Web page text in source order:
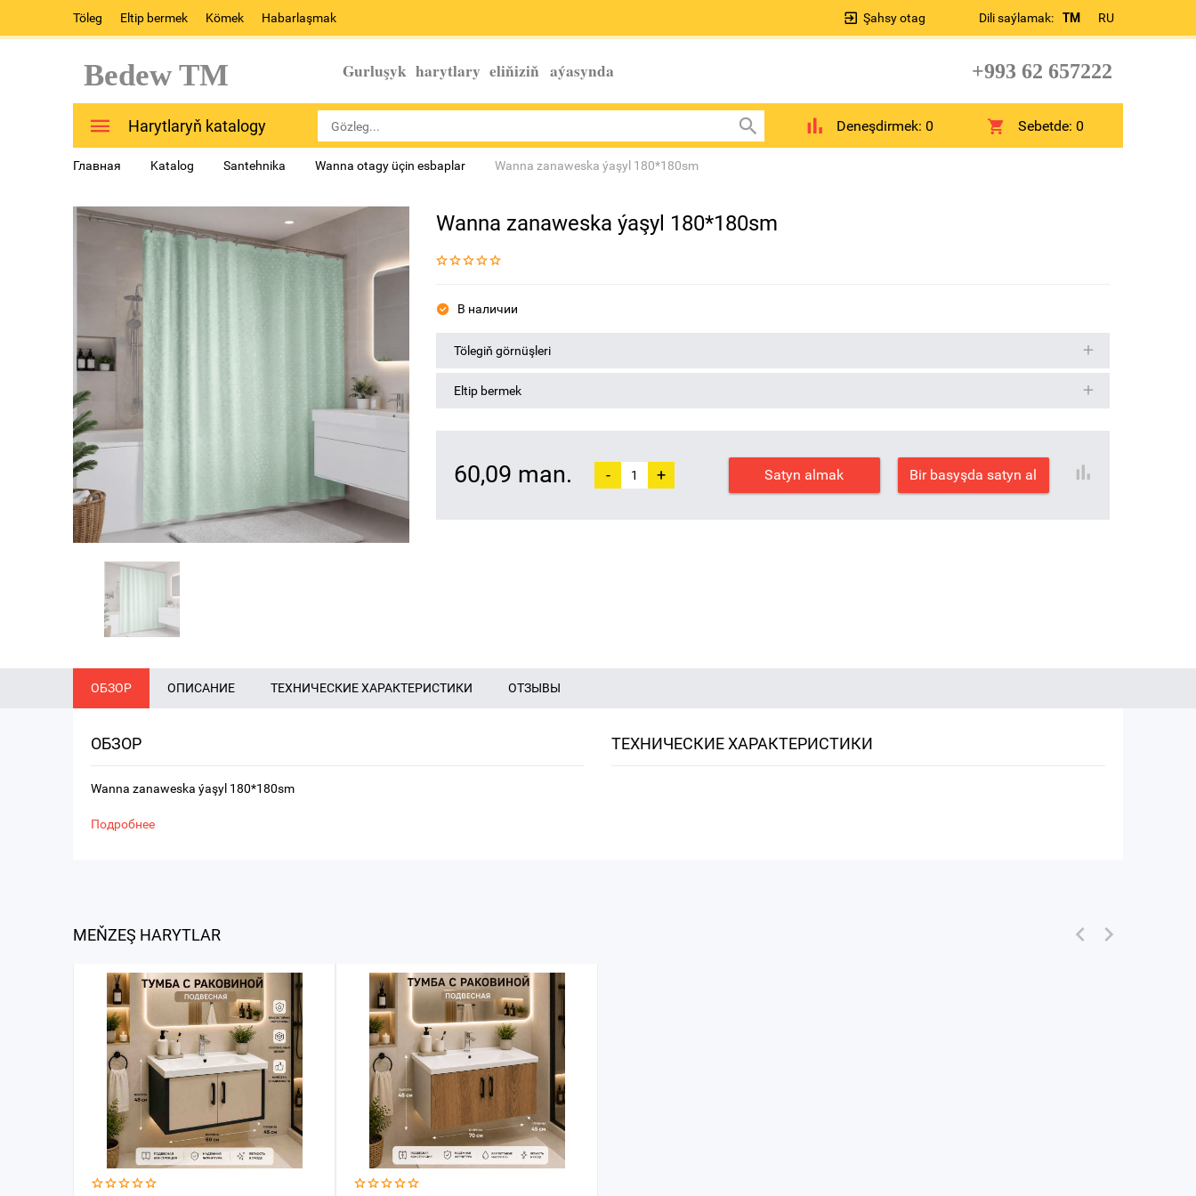
Töleg Eltip bermek Kömek Habarlaşmak Dili saýlamak: TM RU
Şahsy otag
Bedew TM Gurluşyk harytlary eliňiziň aýasynda +993 62 657222
Harytlaryň katalogy Deneşdirmek: 0 Sebetde:0
Главная Katalog Santehnika Wanna otagy üçin esbaplar Wanna zanaweska ýaşyl 180*180sm
Wanna zanaweska ýaşyl 180*180sm
В наличии
Tölegiň görnüşleri
Eltip bermek
60,09 man. - + Satyn almak Bir basyşda satyn al
ОБЗОР ОПИСАНИЕ ТЕХНИЧЕСКИЕ ХАРАКТЕРИСТИКИ ОТЗЫВЫ
ОБЗОР
Wanna zanaweska ýaşyl 180*180sm
Подробнее
ТЕХНИЧЕСКИЕ ХАРАКТЕРИСТИКИ
MEŇZEŞ HARYTLAR